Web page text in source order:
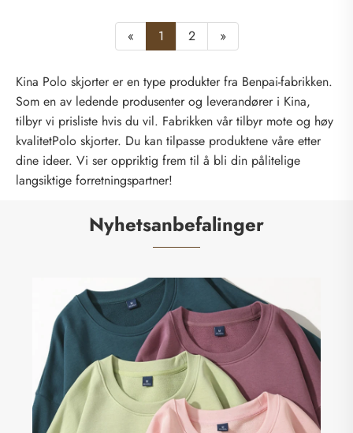
« 1 2 »
Kina Polo skjorter er en type produkter fra Benpai-fabrikken.
Som en av ledende produsenter og leverandører i Kina,
tilbyr vi prisliste hvis du vil. Fabrikken vår tilbyr mote og høy
kvalitetPolo skjorter. Du kan tilpasse produktene våre etter
dine ideer. Vi ser oppriktig frem til å bli din pålitelige
langsiktige forretningspartner!
Nyhetsanbefalinger